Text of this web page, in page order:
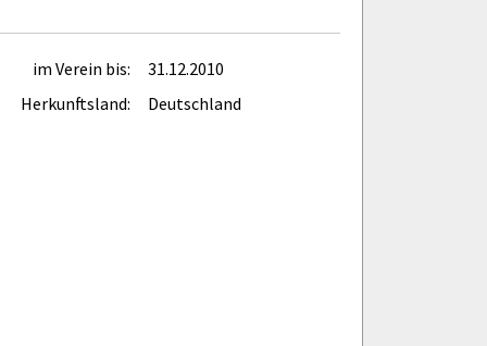
im Verein bis:
31.12.2010
Herkunftsland:
Deutschland